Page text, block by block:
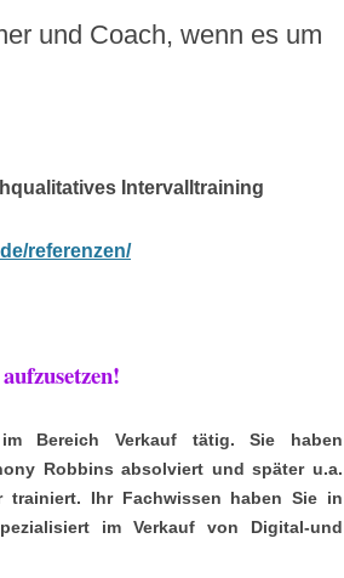
und Coach, wenn es um
Intervalltraining
referenzen/
Bereich Verkauf tätig. Sie haben
Robbins absolviert und später u.a.
trainiert. Ihr Fachwissen haben Sie in
im Verkauf von Digital-und